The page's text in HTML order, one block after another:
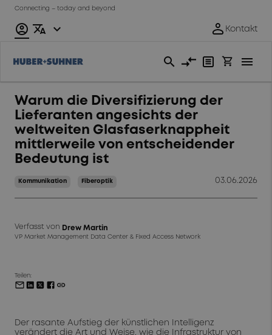
Connecting – today and beyond
Warum die Diversifizierung der
Lieferanten angesichts der
weltweiten Glasfaserknappheit
mittlerweile von entscheidender
Bedeutung ist
Kommunikation Fiberoptik 03.06.2026
Verfasst von Drew Martin
VP Market Management Data Center & Fixed Access Network
Teilen:
Der rasante Aufstieg der künstlichen Intelligenz
verändert die Art und Weise, wie die Infrastruktur von